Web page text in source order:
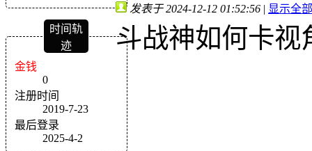
时间轨
迹
金钱
0
注册时间
2019-7-23
最后登录
2025-4-2
发表于 2024-12-12 01:52:56 | 显示全
斗战神如何卡视